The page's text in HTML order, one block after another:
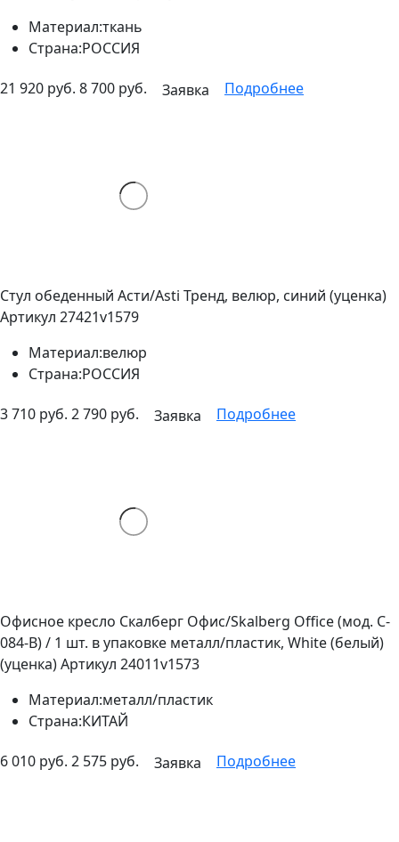
Материал:ткань
Страна:РОССИЯ
21 920 руб. 8 700 руб. Заявка Подробнее
Стул обеденный Асти/Asti Тренд, велюр, синий (уценка)
Артикул 27421v1579
Материал:велюр
Страна:РОССИЯ
3 710 руб. 2 790 руб. Заявка Подробнее
Офисное кресло Скалберг Офис/Skalberg Office (мод. C-
084-B) / 1 шт. в упаковке металл/пластик, White (белый)
(уценка)Артикул 24011v1573
Материал:металл/пластик
Страна:КИТАЙ
6 010 руб. 2 575 руб. Заявка Подробнее